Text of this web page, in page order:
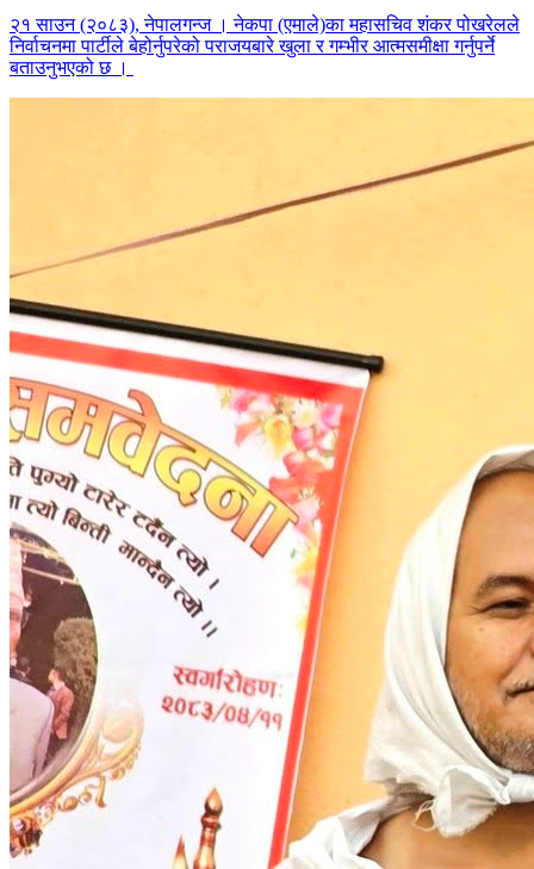
२१ साउन (२०८३), नेपालगन्ज । नेकपा (एमाले)का महासचिव शंकर पोखरेलले
निर्वाचनमा पार्टीले बेहोर्नुपरेको पराजयबारे खुला र गम्भीर आत्मसमीक्षा गर्नुपर्ने
बताउनुभएको छ ।